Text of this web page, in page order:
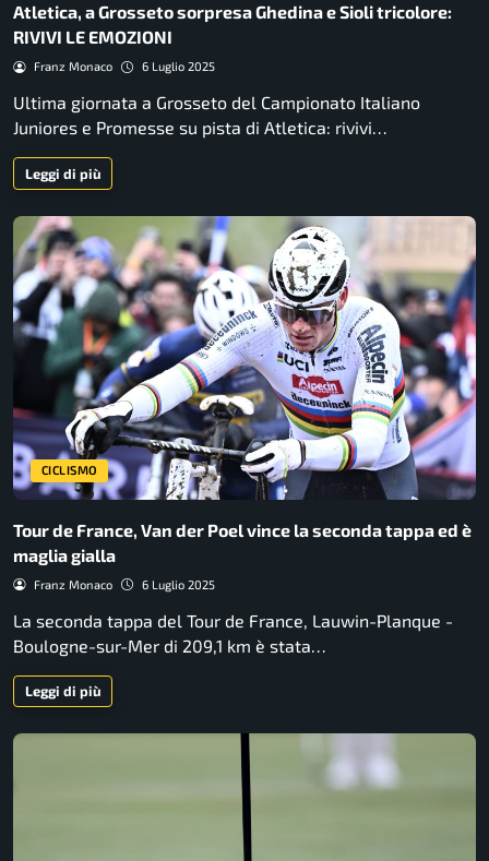
Atletica, a Grosseto sorpresa Ghedina e Sioli tricolore:
RIVIVI LE EMOZIONI
Franz Monaco 6 Luglio 2025
Ultima giornata a Grosseto del Campionato Italiano
Juniores e Promesse su pista di Atletica: rivivi…
Leggi di più
CICLISMO
Tour de France, Van der Poel vince la seconda tappa ed è
maglia gialla
Franz Monaco 6 Luglio 2025
La seconda tappa del Tour de France, Lauwin-Planque -
Boulogne-sur-Mer di 209,1 km è stata…
Leggi di più